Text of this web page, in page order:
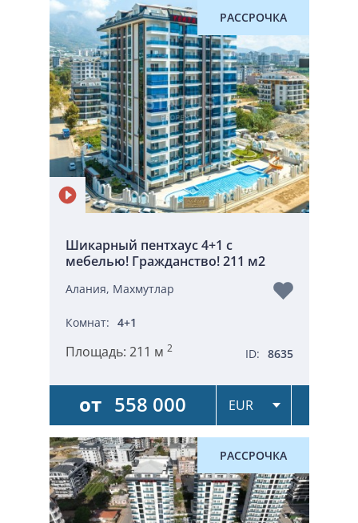
РАССРОЧКА
Шикарный пентхаус 4+1 с
мебелью! Гражданство! 211 м2
Алания, Махмутлар
Комнат: 4+1
Площадь: 211 м 2 ID: 8635
от 558 000
РАССРОЧКА